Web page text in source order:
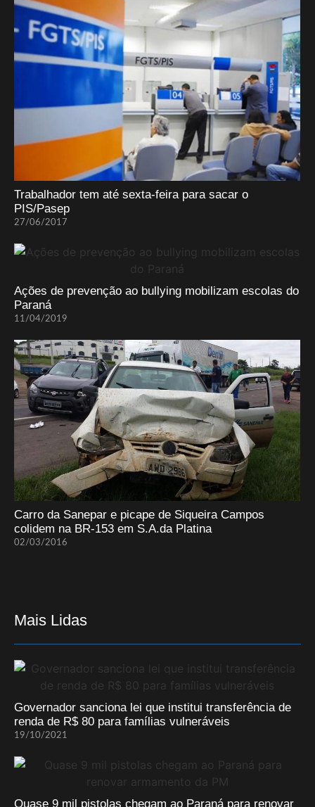
Trabalhador tem até sexta-feira para sacar o
PIS/Pasep
27/06/2017
Ações de prevenção ao bullying mobilizam escolas do
Paraná
11/04/2019
Carro da Sanepar e picape de Siqueira Campos
colidem na BR-153 em S.A.da Platina
02/03/2016
Mais Lidas
Governador sanciona lei que institui transferência de
renda de R$ 80 para famílias vulneráveis
19/10/2021
Quase 9 mil pistolas chegam ao Paraná para renovar